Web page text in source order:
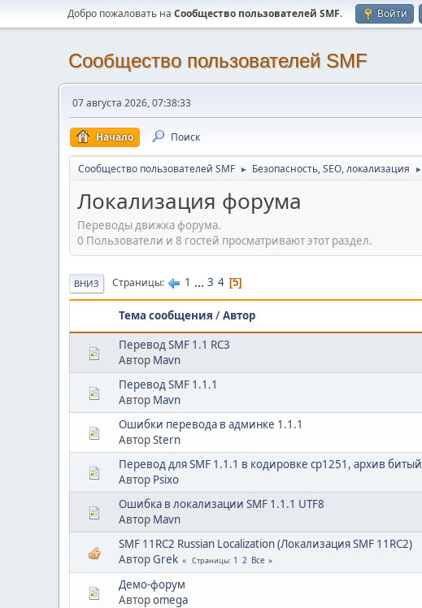
Добро пожаловать на Cообщество пользователей SMF. Войти
Cообщество пользователей SMF
07 августа 2026, 07:38:33
Начало Поиск
Cообщество пользователей SMF ► Безопасность, SEO, локализация ►
Локализация форума
Переводы движка форума.
0 Пользователи и 8 гостей просматривают этот раздел.
ВНИЗ Страницы 1 ... 3 4 5
Тема сообщения /Автор
Перевод SMF 1.1 RC3
Автор Mavn
Перевод SMF 1.1.1
Автор Mavn
Ошибки перевода в админке 1.1.1
АвторStern
Перевод для SMF 1.1.1 в кодировке cp1251, архив битый
Автор Psixo
Ошибка в локализации SMF 1.1.1 UTF8
Автор Mavn
SMF 11RC2 Russian Localization (Локализация SMF 11RC2)
АвторGrek Страницы 1 2 Все
Демо-форум
Авторomega